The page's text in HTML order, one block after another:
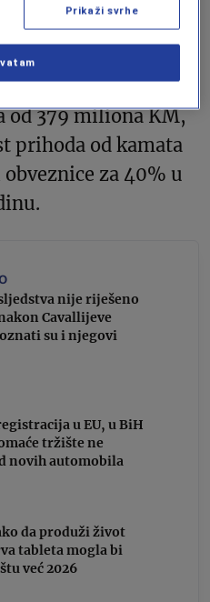
mreže, izgradnju
servisa, te
stabilnost, s
od 379 miliona KM,
prihoda od kamata
za 40% u
nije riješeno
Cavallijeve
su i njegovi
u EU, u BiH
tržište ne
novih automobila
da produži život
tableta mogla bi
već 2026
Prikaži svrhe